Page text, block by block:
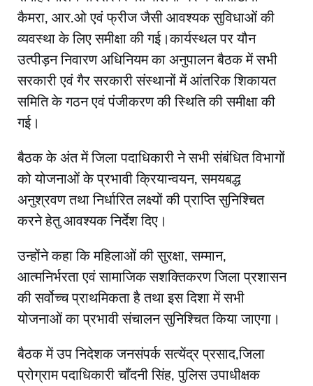
कैमरा, आर.ओ एवं फ्रीज जैसी आवश्यक सुविधाओं की
व्यवस्था के लिए समीक्षा की गई।कार्यस्थल पर यौन
उत्पीड़न निवारण अधिनियम का अनुपालन बैठक में सभी
सरकारी एवं गैर सरकारी संस्थानों में आंतरिक शिकायत
समिति के गठन एवं पंजीकरण की स्थिति की समीक्षा की
गई।
बैठक के अंत में जिला पदाधिकारी ने सभी संबंधित विभागों
को योजनाओं के प्रभावी क्रियान्वयन, समयबद्ध
अनुश्रवण तथा निर्धारित लक्ष्यों की प्राप्ति सुनिश्चित
करने हेतु आवश्यक निर्देश दिए।
उन्होंने कहा कि महिलाओं की सुरक्षा, सम्मान,
आत्मनिर्भरता एवं सामाजिक सशक्तिकरण जिला प्रशासन
की सर्वोच्च प्राथमिकता है तथा इस दिशा में सभी
योजनाओं का प्रभावी संचालन सुनिश्चित किया जाएगा।
बैठक में उप निदेशक जनसंपर्क सत्येंद्र प्रसाद,जिला
प्रोग्राम पदाधिकारी चाँदनी सिंह, पुलिस उपाधीक्षक